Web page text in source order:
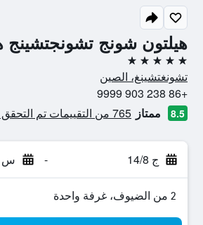
هيلتون شونج تشونجتشينج
5 نجوم
تشونغتشينغ، الصين
+86 238 903 9999
8.5 ممتاز 765 من التقييمات تم التحقق منها
ج 14/8 - س 15/8
2 من الضيوف، غرفة واحدة